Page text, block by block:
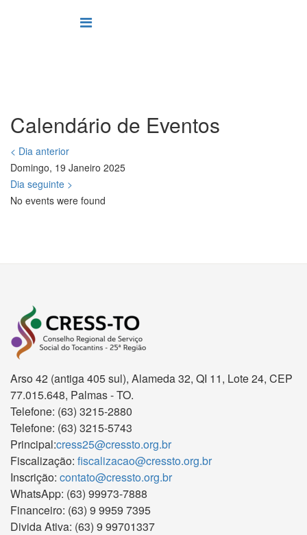
Calendário de Eventos
< Dia anterior
Domingo, 19 Janeiro 2025
Dia seguinte >
No events were found
Arso 42 (antiga 405 sul), Alameda 32, QI 11, Lote 24, CEP
77.015.648, Palmas - TO.
Telefone: (63) 3215-2880
Telefone: (63) 3215-5743
Principal:cress25@cressto.org.br
Fiscalização: fiscalizacao@cressto.org.br
Inscrição: contato@cressto.org.br
WhatsApp: (63) 99973-7888
Financeiro: (63) 9 9959 7395
Divida Ativa: (63) 9 99701337